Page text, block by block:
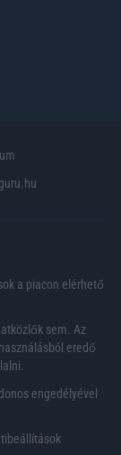
a piacon elérhető
sem. Az
eredő
engedélyével